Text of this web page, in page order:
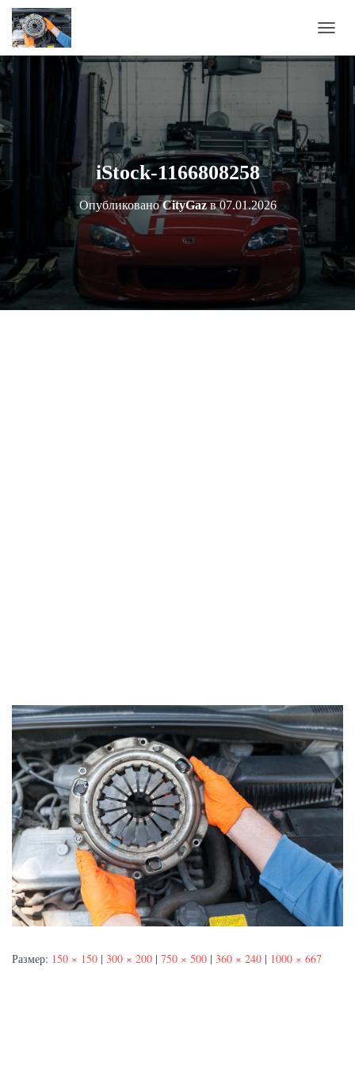
Е
Е
К
Л
Ч
И
Т
Ь
И
Г
И
iStock-1166808258
ОпубликованоCityGazв07.01.2026
Размер: 150 × 150 | 300 × 200 | 750 × 500 | 360 × 240 | 1000 × 667